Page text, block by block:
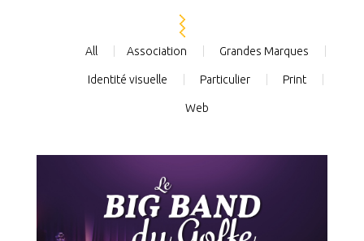
All Association Grandes Marques
Identité visuelle Particulier Print
Web